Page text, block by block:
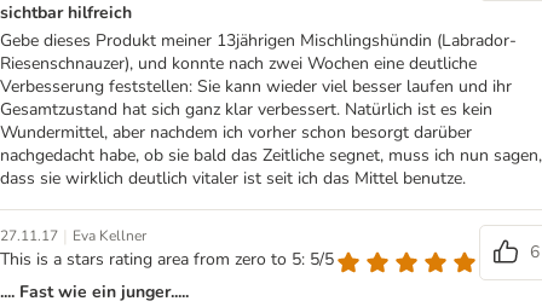
sichtbar hilfreich
Gebe dieses Produkt meiner 13jährigen Mischlingshündin (Labrador-
Riesenschnauzer), und konnte nach zwei Wochen eine deutliche
Verbesserung feststellen: Sie kann wieder viel besser laufen und ihr
Gesamtzustand hat sich ganz klar verbessert. Natürlich ist es kein
Wundermittel, aber nachdem ich vorher schon besorgt darüber
nachgedacht habe, ob sie bald das Zeitliche segnet, muss ich nun sagen,
dass sie wirklich deutlich vitaler ist seit ich das Mittel benutze.
27.11.17 | Eva Kellner
This is a stars rating area from zero to 5: 5/5
6
.... Fast wie ein junger.....